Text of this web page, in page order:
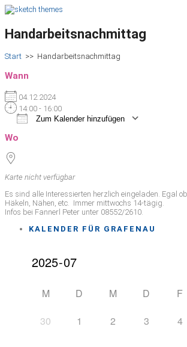
Handarbeitsnachmittag
Start >> Handarbeitsnachmittag
Wann
04.12.2024
14:00 - 16:00
Zum Kalender hinzufügen
Wo
Karte nicht verfügbar
Es sind alle Interessierten herzlich eingeladen. Egal
Häkeln, Nähen, etc. Immer mittwochs 14-tägig.
Infos bei Fannerl Peter unter 08552/2610.
KALENDER FÜR GRAFENAU
M D M D F
30
1 2 3 4